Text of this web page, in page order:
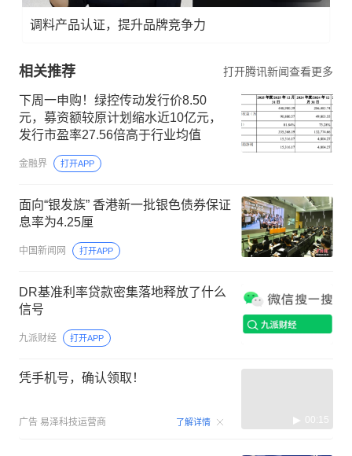
调料产品认证，提升品牌竞争力
相关推荐 打开腾讯新闻查看更多
下周一申购！绿控传动发行价8.50
元，募资额较原计划缩水近10亿元，
发行市盈率27.56倍高于行业均值
金融界 打开APP
面向“银发族” 香港新一批银色债券保证
息率为4.25厘
中国新闻网 打开APP
DR基准利率贷款密集落地释放了什么
信号
九派财经 打开APP
凭手机号，确认领取！
广告 易泽科技运营商 了解详情 00:15